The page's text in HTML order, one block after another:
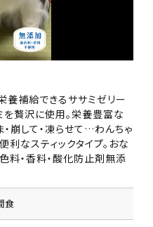
養補給できるササミゼリー
を贅沢に使用。栄養豊富な
・崩して・凍らせて…わんちゃ
なスティックタイプ。おな
料・香料・酸化防止剤無添
食